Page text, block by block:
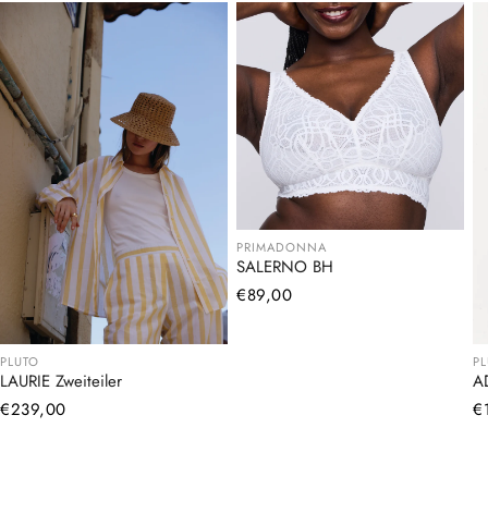
PLUTO
LAURIE Zweiteiler
Normaler
€239,00
PRIMADONNA
SALERNO BH
Normaler
€89,00